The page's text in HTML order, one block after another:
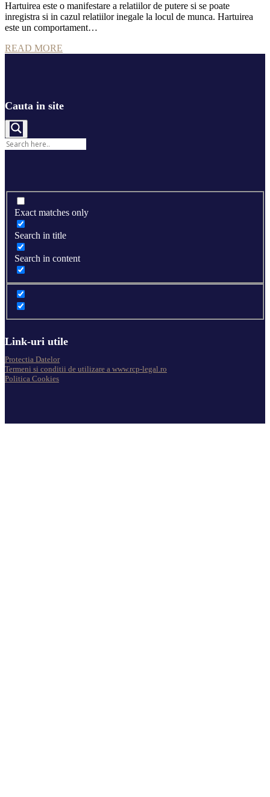
Hartuirea este o manifestare a relatiilor de putere si se poate
inregistra si in cazul relatiilor inegale la locul de munca. Hartuirea
este un comportament…
READ MORE
Cauta in site
Exact matches only
Search in title
Search in content
Link-uri utile
Protectia Datelor
Termeni si conditii de utilizare a www.rcp-legal.ro
Politica Cookies